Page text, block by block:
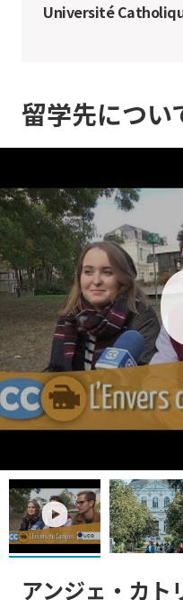
Université
留学先につい
play
play
アンジェ・カト